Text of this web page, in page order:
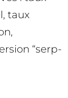
taux
“serp-